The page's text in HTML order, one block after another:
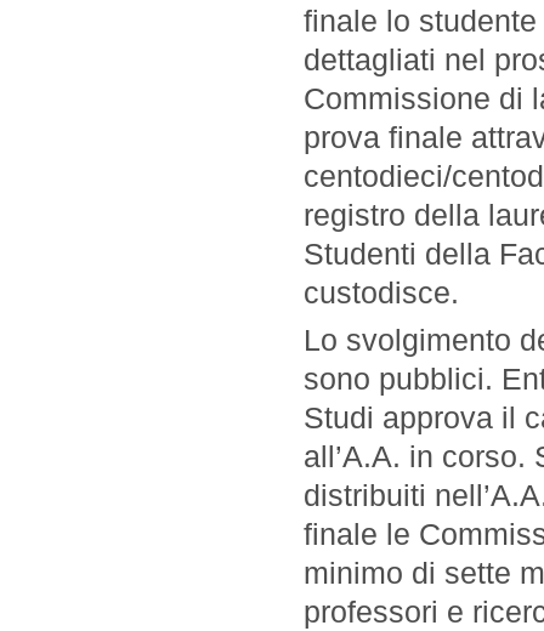
finale lo
dettagliati nel
Commissione di
prova finale
centodieci/
registro della
Studenti della
custodisce.
Lo svolgimento
sono pubblici.
Studi approva il
all’A.A. in corso.
distribuiti
finale le
minimo di sette
professori e